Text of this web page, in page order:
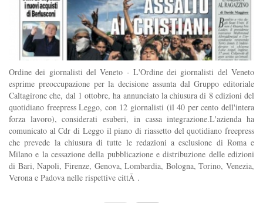
Ordine dei giornalisti del Veneto - L'Ordine dei giornalisti del Veneto
esprime preoccupazione per la decisione assunta dal Gruppo editoriale
Caltagirone che, dal 1 ottobre, ha annunciato la chiusura di 8 edizioni del
quotidiano freepress Leggo, con 12 giornalisti (il 40 per cento dell'intera
forza lavoro), considerati esuberi, in cassa integrazione.L'azienda ha
comunicato al Cdr di Leggo il piano di riassetto del quotidiano freepress
che prevede la chiusura di tutte le redazioni a esclusione di Roma e
Milano e la cessazione della pubblicazione e distribuzione delle edizioni
di Bari, Napoli, Firenze, Genova, Lombardia, Bologna, Torino, Venezia,
Verona e Padova nelle rispettive cittÃ .